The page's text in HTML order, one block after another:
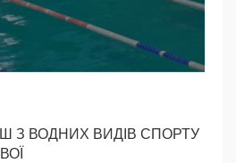
З ВОДНИХ ВИДІВ СПОРТУ